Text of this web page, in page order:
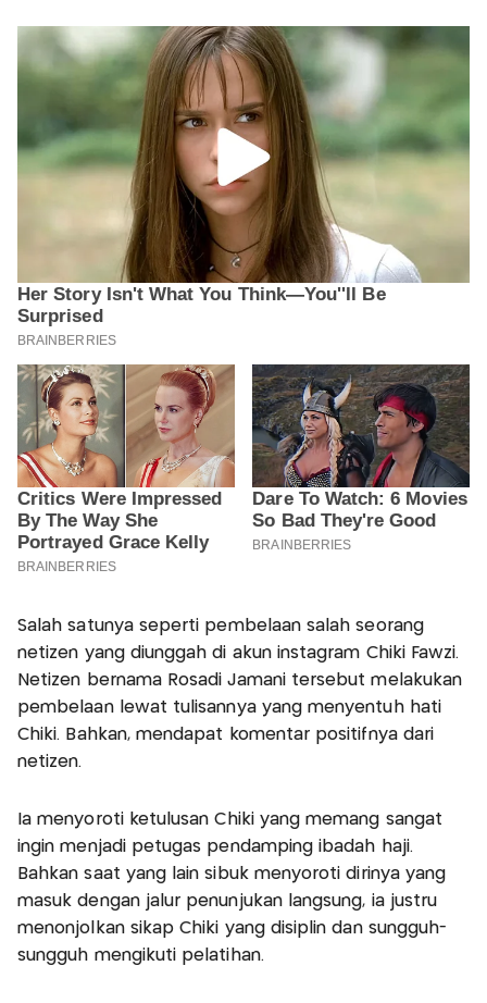
Salah satunya seperti pembelaan salah seorang
netizen yang diunggah di akun instagram Chiki Fawzi.
Netizen bernama Rosadi Jamani tersebut melakukan
pembelaan lewat tulisannya yang menyentuh hati
Chiki. Bahkan, mendapat komentar positifnya dari
netizen.
Ia menyoroti ketulusan Chiki yang memang sangat
ingin menjadi petugas pendamping ibadah haji.
Bahkan saat yang lain sibuk menyoroti dirinya yang
masuk dengan jalur penunjukan langsung, ia justru
menonjolkan sikap Chiki yang disiplin dan sungguh-
sungguh mengikuti pelatihan.